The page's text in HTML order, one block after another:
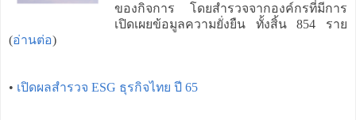
ของกิจการ โดยสำรวจจากองค์กรที่มีการ
เปิดเผยข้อมูลความยั่งยืน ทั้งสิ้น 854 ราย
(อ่านต่อ)
• เปิดผลสำรวจ ESG ธุรกิจไทย ปี 65